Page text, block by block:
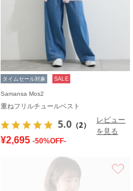
タイムセール対象 SALE
Samansa Mos2
重ねフリルチュールベスト
5.0 （2）
レビュー
を見る
¥2,695 -50%OFF-